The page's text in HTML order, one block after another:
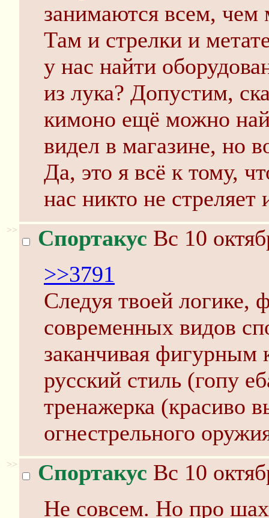
занимаются всем,
Там и стрелки и
у нас найти
из лука? Допустим,
кимоно ещё можно
видел в магазине, но
Да, это я всё к тому,
нас никто не стреляет
>> Спортакус Вс 10
>>3791
Следуя твоей логике,
современных видов
заканчивая фигурным
русский стиль (гопу
тренажерка (красиво
огнестрельного
>> Спортакус Вс 10
Не совсем. Но про